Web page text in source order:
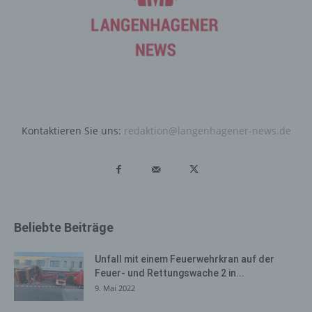
Kontaktieren Sie uns: redaktion@langenhagener-news.de
Beliebte Beiträge
Unfall mit einem Feuerwehrkran auf der
Feuer- und Rettungswache 2 in...
9. Mai 2022
Daten werden ausschließlich für die interne Verwendung
bei dem für die Verarbeitung Verantwortlichen und für
eigene Zwecke erhoben und gespeichert. Der für die
eine interne Verwendung, die dem für die Verarbeitung
Durch eine Registrierung auf der Internetseite des für die
vergebene IP-Adresse, das Datum sowie die Uhrzeit der
Registrierung gespeichert. Die Speicherung dieser Daten
erfolgt vor dem Hintergrund, dass nur so der Missbrauch
unserer Dienste verhindert werden kann, und diese
Daten im Bedarfsfall ermöglichen, begangene Straftaten